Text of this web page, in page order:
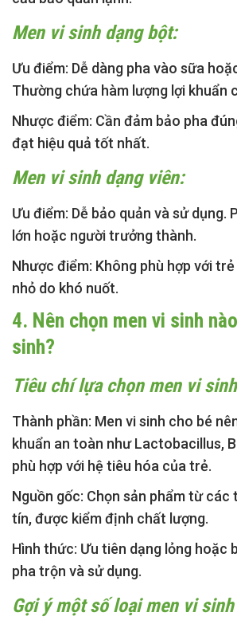
Men vi sinh dạng bột:
Ưu điểm: Dễ dàng pha vào sữa
Thường chứa hàm lượng lợi khuẩn
Nhược điểm: Cần đảm bảo pha
đạt hiệu quả tốt nhất.
Men vi sinh dạng viên:
Ưu điểm: Dễ bảo quản và sử dụng.
lớn hoặc người trưởng thành.
Nhược điểm: Không phù hợp với
nhỏ do khó nuốt.
4. Nên chọn men vi sinh
sinh?
Tiêu chí lựa chọn men vi
Thành phần: Men vi sinh cho bé
khuẩn an toàn như Lactobacillus,
phù hợp với hệ tiêu hóa của trẻ.
Nguồn gốc: Chọn sản phẩm từ các
tín, được kiểm định chất lượng.
Hình thức: Ưu tiên dạng lỏng hoặc
pha trộn và sử dụng.
Gợi ý một số loại men vi